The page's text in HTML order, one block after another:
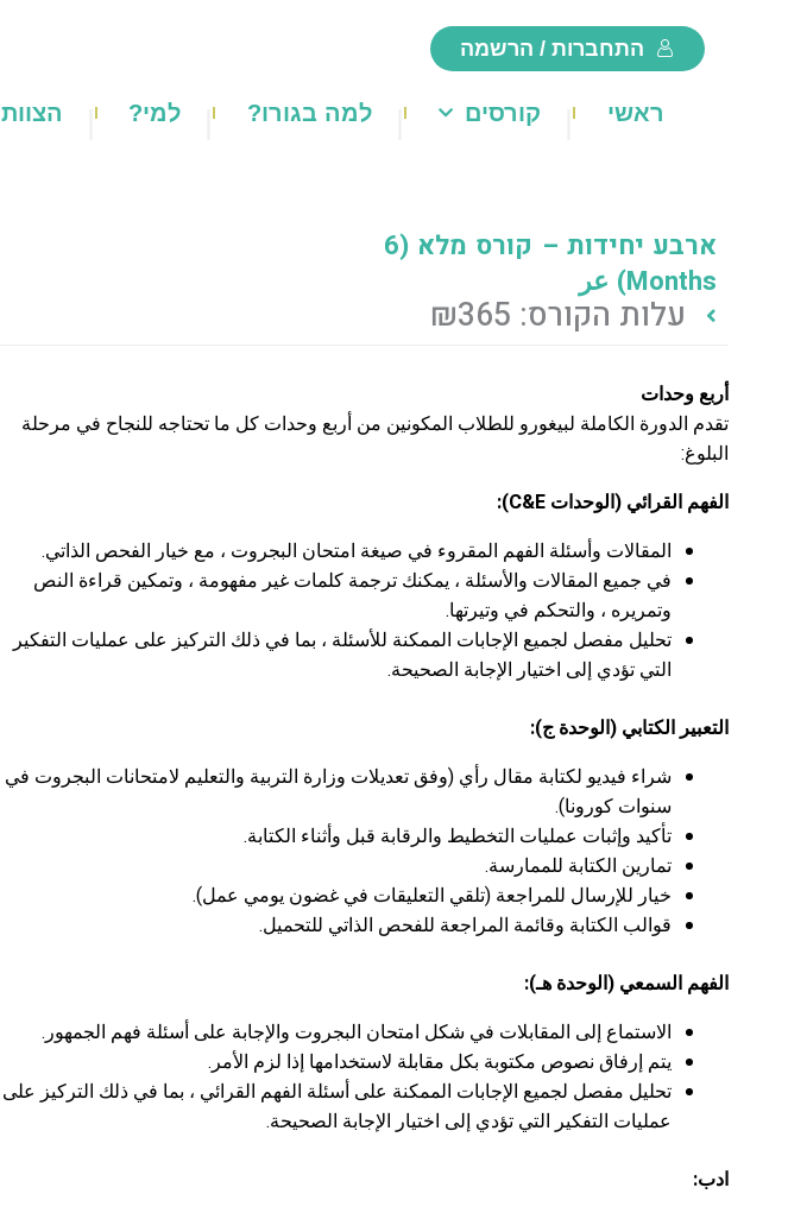
התחברות / הרשמה
ראשי קורסים למה בגורו? למי? הצוות
ארבע יחידות – קורס מלא (6
Months) عر
עלות הקורס: ₪365
أربع وحدات
تقدم الدورة الكاملة لبيغورو للطلاب المكونين من أربع وحدات كل ما تحتاجه للنجاح في مرحلة
البلوغ:
الفهم القرائي (الوحدات C&E):
المقالات وأسئلة الفهم المقروء في صيغة امتحان البجروت ، مع خيار الفحص الذاتي.
في جميع المقالات والأسئلة ، يمكنك ترجمة كلمات غير مفهومة ، وتمكين قراءة النص
وتمريره ، والتحكم في وتيرتها.
تحليل مفصل لجميع الإجابات الممكنة للأسئلة ، بما في ذلك التركيز على عمليات التفكير
التي تؤدي إلى اختيار الإجابة الصحيحة.
التعبير الكتابي (الوحدة ج):
شراء فيديو لكتابة مقال رأي (وفق تعديلات وزارة التربية والتعليم لامتحانات البجروت في
سنوات كورونا).
تأكيد وإثبات عمليات التخطيط والرقابة قبل وأثناء الكتابة.
تمارين الكتابة للممارسة.
خيار للإرسال للمراجعة (تلقي التعليقات في غضون يومي عمل).
قوالب الكتابة وقائمة المراجعة للفحص الذاتي للتحميل.
الفهم السمعي (الوحدة هـ):
الاستماع إلى المقابلات في شكل امتحان البجروت والإجابة على أسئلة فهم الجمهور.
يتم إرفاق نصوص مكتوبة بكل مقابلة لاستخدامها إذا لزم الأمر.
تحليل مفصل لجميع الإجابات الممكنة على أسئلة الفهم القرائي ، بما في ذلك التركيز على
عمليات التفكير التي تؤدي إلى اختيار الإجابة الصحيحة.
ادب: